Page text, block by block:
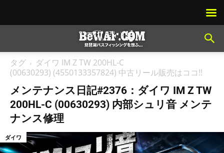
タグ
ダイワ IM Z TW 200HL-C
(00630293) (4550133357824) 中古リール販売はココ!!
メンテナンス日記#2376：ダイワ IM Z TW
200HL-C (00630293) 内部シュリ音 メンテ
ナンス修理
ダイワ